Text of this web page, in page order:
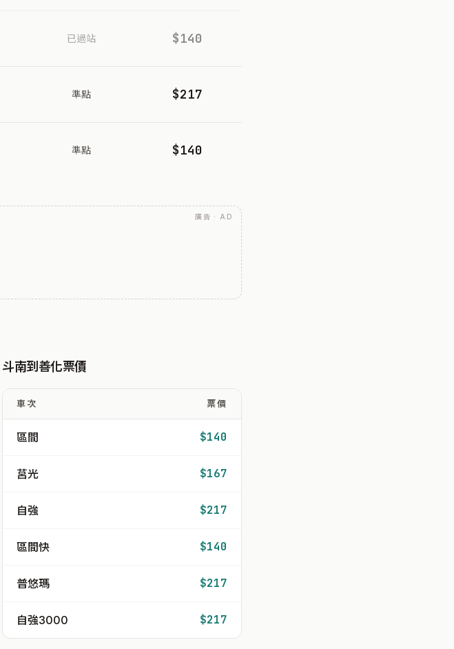
已過站 $140
準點 $217
準點 $140
廣告 · AD
斗南到善化票價
車次 票價
區間 $140
莒光 $167
自強 $217
區間快 $140
普悠瑪 $217
自強3000 $217